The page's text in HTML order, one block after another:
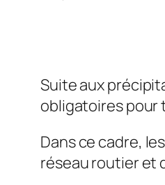
Suite aux
obligatoires pour
Dans ce cadre,
réseau routier et